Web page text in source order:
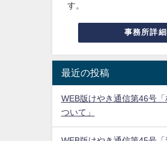
す。
事務所詳細
最近の投稿
WEB版けやき通信第46号
ついて」